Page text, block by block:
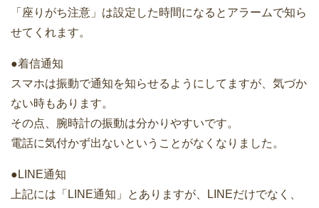
「座りがち注意」は設定した時間になるとアラームで知ら
せてくれます。
●着信通知
スマホは振動で通知を知らせるようにしてますが、気づか
ない時もあります。
その点、腕時計の振動は分かりやすいです。
電話に気付かず出ないということがなくなりました。
●LINE通知
上記には「LINE通知」とありますが、LINEだけでなく、